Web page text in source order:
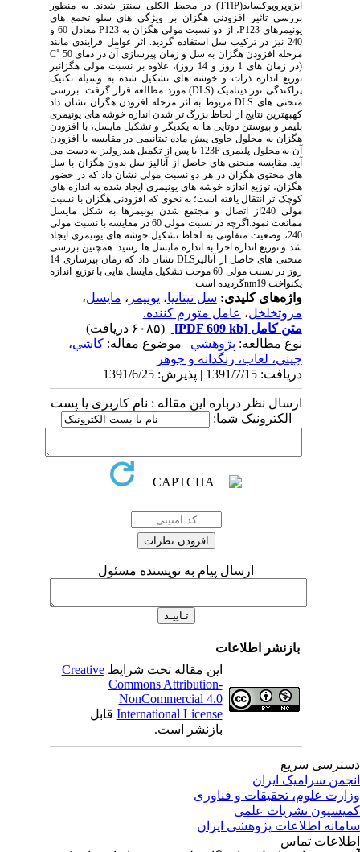
ایزوپروپوکساید(TTIP) در محیط الکلی سنتز شدند. به منظور
بررسی تاثیر افزودنی هگزان بر ویژگی های سلو تجمع های
یونیمرهای P123، از دو نسبت مولی هگزان به P123 معادل 60 و
240 نیز در ترکیب سل استفاده گردید. اثر عوامل فرایندی مانند
مرحله افزودن هگزان به سل و زمان پیرسازی آن در دمای 50 ˚C
(در زمان های 1 روز و 14 روز)، علاوه بر نسبت مولی هگزانبر
توزیع اندازه ذرات و خوشه های تشکیل شده به وسیله تکنیک
پراکندگی نور دینامیک (DLS) مورد مطالعه قرار گرفت. بررسی
منحنی های DLS مربوط به اثر مرحله افزودن هگزان نشان داد
کهبهترین نتایج از لحاظ بزرگ تر شدن اندازه خوشه های یونیمری
پلیمر و پیوستن دوتایی ها به یکدیگر و تشکیل مایسل، با افزودن
هگزان به محلول حاوی پیش ماده تیتانیمی در مقایسه با افزودن
آن به محلول پلیمری P‏123 یا پس از تکمیل هیدرولیز به دست می
آید. مقایسه منحنی های حاصل از آنالیز سل بدون هگزان با سل
های محتوی هگزان در هر دو نسبت مولی نشان داد که در حضور
هگزان، توزیع اندازه خوشه های یونیمری ایجاد شده به اندازه های
کوچک تر انتقال یافته است؛ به نحوی که افزودنی هگزان با نسبت
مولی 240از اتصال و مجتمع شدن یونیمرها به شکل مایسل
ممانعت نمود.اگرچه در نسبت مولی 60 در مقایسه با نسبت مولی
240، وضعیت متفاوتی به لحاظ تشکیل خوشه های یونیمری ایجاد
شد و توزیع اندازه اجزا به اندازه مایسل ها رسید. همچنین بررسی
منحنی های حاصل از آنالیزDLS نشان داد که زمان پیرسازی 14
روز در نسبت مولی 60 موجب تشکیل مایسل هایی با توزیع اندازه
یکنواخت nm19گردیده است.
واژه‌های کلیدی:سل تیتانیا،یونیمر، مایسل،
مزوتخلخل،عامل متورم کننده.
متن کامل[PDF 609 kb]
نوع مطالعه:پژوهشي| موضوع مقاله:كاشي،
چيني، لعاب، رنگدانه و جوهر
دریافت: 1391/7/15 | پذیرش: 1391/6/25
ارسال نظر درباره این مقاله : نام کاربری یا پست
الکترونیک شما:
ارسال پیام به نویسنده مسئول
بازنشر اطلاعات
این مقاله تحت شرایطCreative
Commons Attribution-
NonCommercial 4.0
International Licenseقابل
بازنشر است.
سریع
سرامیک ایران
علوم، تحقیقات و فناوری
نشریات علمی
اطلاعات پژوهشی ایران
تماس